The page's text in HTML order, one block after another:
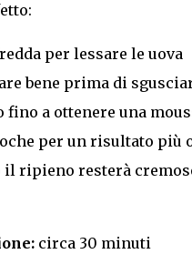
per lessare le uova
bene prima di
a ottenere una
per un risultato più
il ripieno resterà
circa 30 minuti